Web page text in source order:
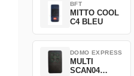
BFT
MITTO COOL
C4 BLEU
DOMO EXPRESS
MULTI
SCAN04